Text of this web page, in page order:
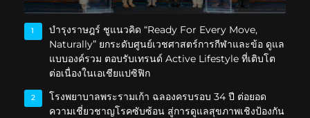
1
บำรุงราษฎร์ ชูแนวคิด “Ready For Every Move,
Naturally” ยกระดับศูนย์เวชศาสตร์การกีฬาและข้อ ดูแล
แบบองค์รวม ตอบรับเทรนด์ Active Lifestyle ที่เติบโต
ต่อเนื่องในเอเชียแปซิฟิก
2
โรงพยาบาลพระรามเก้า ฉลองครบรอบ 34 ปี ต่อยอด
ความเชี่ยวชาญโรคซับซ้อน สู่การดูแลสุขภาพเชิงป้องกัน